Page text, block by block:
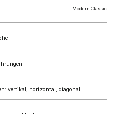
Modern Classic
vertikal, horizontal, diagonal